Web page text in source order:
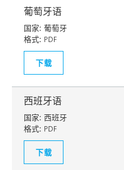
葡萄牙语
国家: 葡萄牙
格式: PDF
下载
西班牙语
国家: 西班牙
格式: PDF
下载